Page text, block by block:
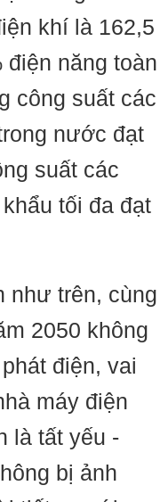
khí là 162,5
điện năng toàn
công suất các
nước đạt
suất các
tối đa đạt
như trên, cùng
2050 không
điện, vai
máy điện
là tất yếu -
bị ảnh